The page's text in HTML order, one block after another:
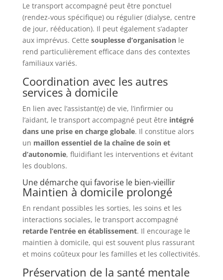
Le transport accompagné peut être ponctuel
(rendez-vous spécifique) ou régulier (dialyse, centre
de jour, rééducation). Il peut également s’adapter
aux imprévus. Cette souplesse d’organisationle
rend particulièrement efficace dans des contextes
familiaux variés.
Coordination avec les autres
services à domicile
En lien avec l’assistant(e) de vie, l’infirmier ou
l’aidant, le transport accompagné peut être intégré
dans une prise en charge globale. Il constitue alors
un maillon essentiel de la chaîne de soin et
d’autonomie, fluidifiant les interventions et évitant
les doublons.
Une démarche qui favorise le bien-vieillir
Maintien à domicile prolongé
En rendant possibles les sorties, les soins et les
interactions sociales, le transport accompagné
retarde l’entrée en établissement. Il encourage le
maintien à domicile, qui est souvent plus rassurant
et moins coûteux pour les familles et les collectivités.
Préservation de la santé mentale